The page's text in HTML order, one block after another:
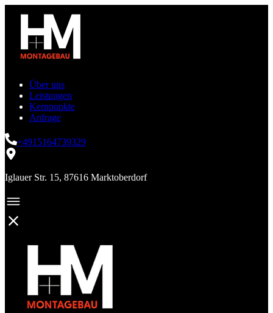
Über uns
Leistungen
Kernpunkte
Anfrage
+4915164739329
Iglauer Str. 15, 87616 Marktoberdorf